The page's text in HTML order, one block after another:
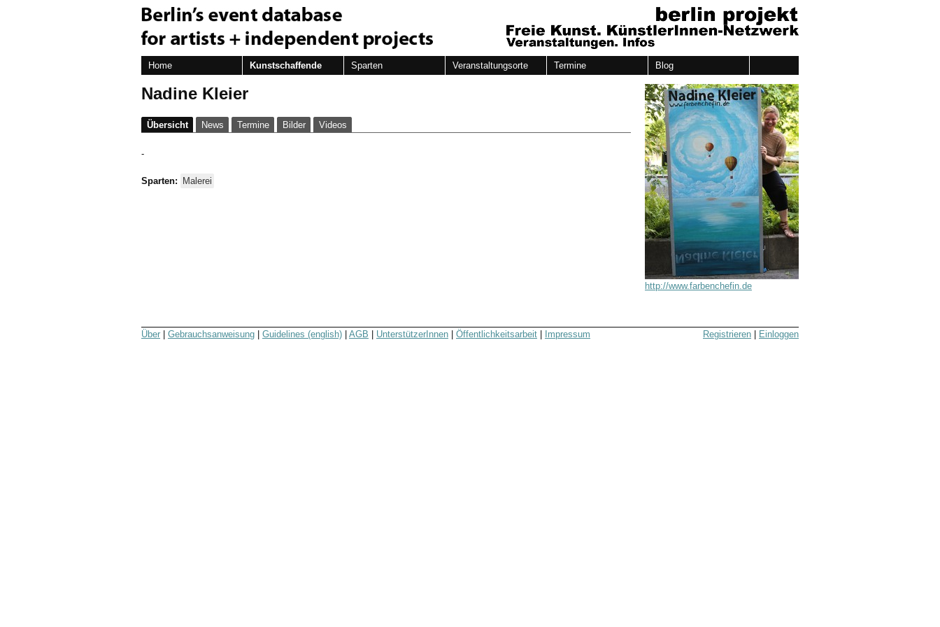
Home Kunstschaffende Sparten Veranstaltungsorte Termine Blog
Nadine Kleier
Übersicht News Termine Bilder Videos
-
Sparten: Malerei
http://www.farbenchefin.de
Registrieren Einloggen
Über Gebrauchsanweisung Guidelines (english) AGB UnterstützerInnen Öffentlichkeitsarbeit Impressum